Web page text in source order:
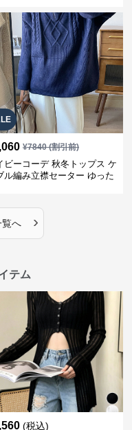
¥7840(割引前)
ビーコーデ 秋冬トップス ケ
ル編み立襟セーター ゆった
覧へ ›
テム
(税込)